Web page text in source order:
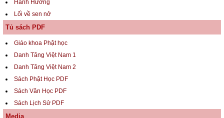
Hành Hương
Lối về sen nở
Tủ sách PDF
Giáo khoa Phật học
Danh Tăng Việt Nam 1
Danh Tăng Việt Nam 2
Sách Phật Học PDF
Sách Văn Học PDF
Sách Lịch Sử PDF
Media